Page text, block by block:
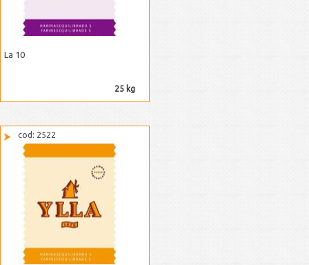
La 10
25 kg
cod: 2522